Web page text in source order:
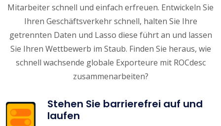
Mitarbeiter schnell und einfach erfreuen. Entwickeln Sie
Ihren Geschäftsverkehr schnell, halten Sie Ihre
getrennten Daten und Lasso diese führt an und lassen
Sie Ihren Wettbewerb im Staub. Finden Sie heraus, wie
schnell wachsende globale Exporteure mit ROCdesc
zusammenarbeiten?
Stehen Sie barrierefrei auf und
laufen